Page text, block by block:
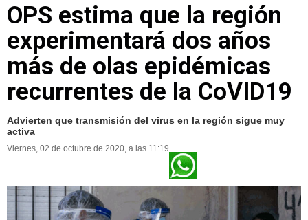
OPS estima que la región
experimentará dos años
más de olas epidémicas
recurrentes de la CoVID19
Advierten que transmisión del virus en la región sigue muy
activa
Viernes, 02 de octubre de 2020, a las 11:19